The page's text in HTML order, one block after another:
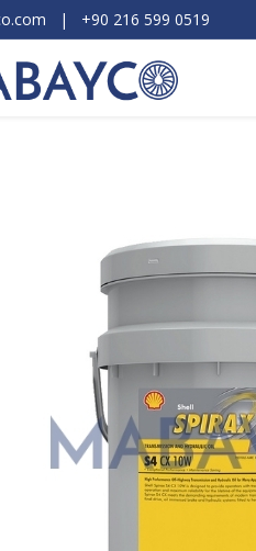
| +90 216 599 0519​